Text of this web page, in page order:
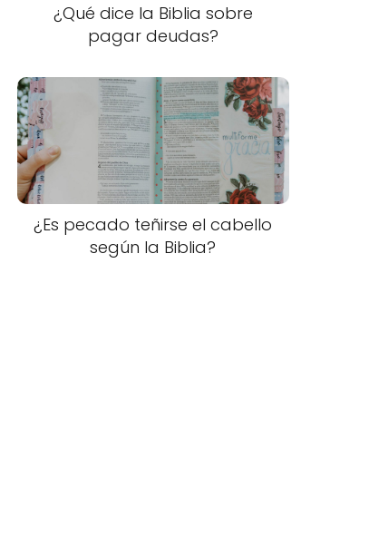
¿Qué dice la Biblia sobre
pagar deudas?
¿Es pecado teñirse el cabello
según la Biblia?